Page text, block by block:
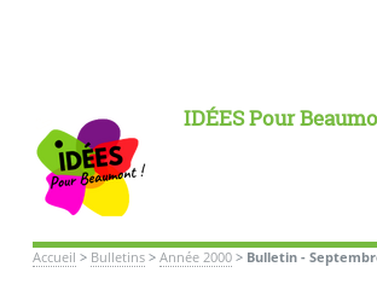
IDÉES Pour
Accueil > Bulletins> Année 2000> Bulletin -